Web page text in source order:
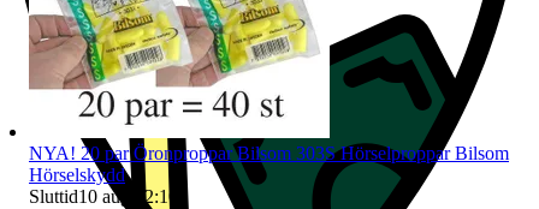
NYA! 20 par Öronproppar Bilsom 303S Hörselproppar Bilsom
Hörselskydd
Sluttid10 aug 22:10